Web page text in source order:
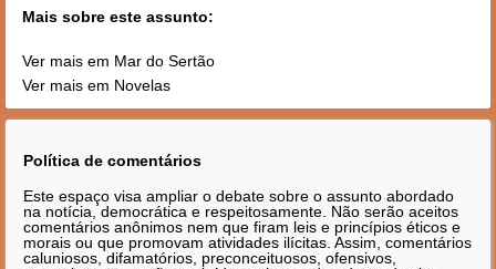
Mais sobre este assunto:
Ver mais em Mar do Sertão
Ver mais em Novelas
Política de comentários
Este espaço visa ampliar o debate sobre o assunto abordado
na notícia, democrática e respeitosamente. Não serão aceitos
comentários anônimos nem que firam leis e princípios éticos e
morais ou que promovam atividades ilícitas. Assim, comentários
caluniosos, difamatórios, preconceituosos, ofensivos,